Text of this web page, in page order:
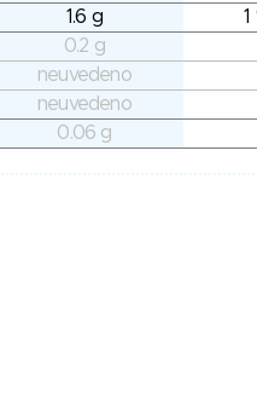
1.6 g
1
0.2 g
neuvedeno
neuvedeno
0.06 g